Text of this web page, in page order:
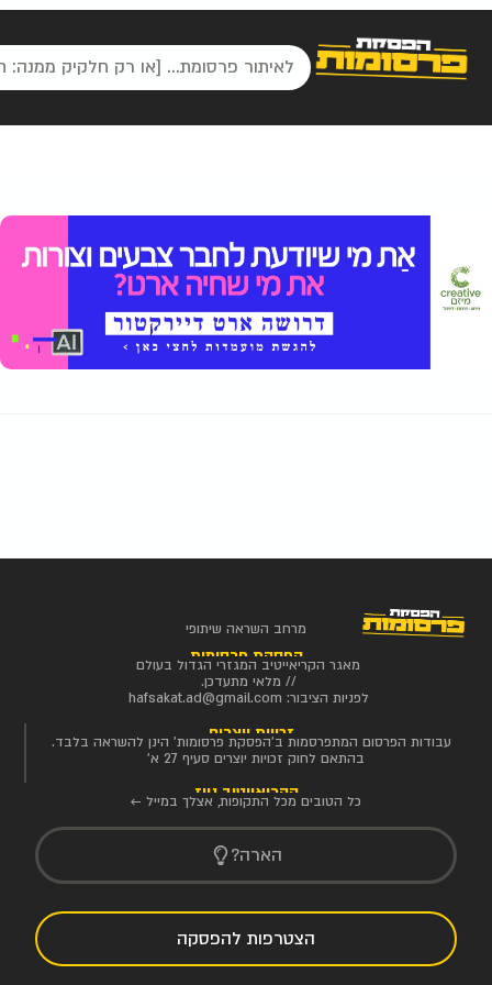
מרחב השראה שיתופי
הפסקת פרסומות
מאגר הקריאייטיב המגזרי הגדול בעולם
// מלאי מתעדכן.
לפניות הציבור: hafsakat.ad@gmail.com
זכויות יוצרים
עבודות הפרסום המתפרסמות ב'הפסקת פרסומות' הינן להשראה בלבד.
בהתאם לחוק זכויות יוצרים סעיף 27 א'
הקריאייטיב ניוז
כל הטובים מכל התקופות, אצלך במייל ←
הארה?
הצטרפות להפסקה